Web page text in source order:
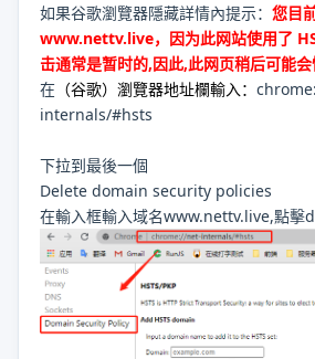
如果谷歌瀏覽器隱藏詳情內提示：您目
www.nettv.live，因为此网站使用了
击通常是暂时的,因此,此网页稍后可能
在 （谷歌）瀏覽器地址欄輸入：
internals/#hsts
下拉到最後一個
Delete domain security policies
在輸入框輸入域名www.nettv.live,點擊